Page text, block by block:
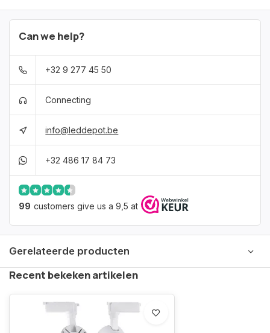
Can we help?
+32 9 277 45 50
Connecting
info@leddepot.be
+32 486 17 84 73
99 customers give us a 9,5 at
Gerelateerde producten
Recent bekeken artikelen